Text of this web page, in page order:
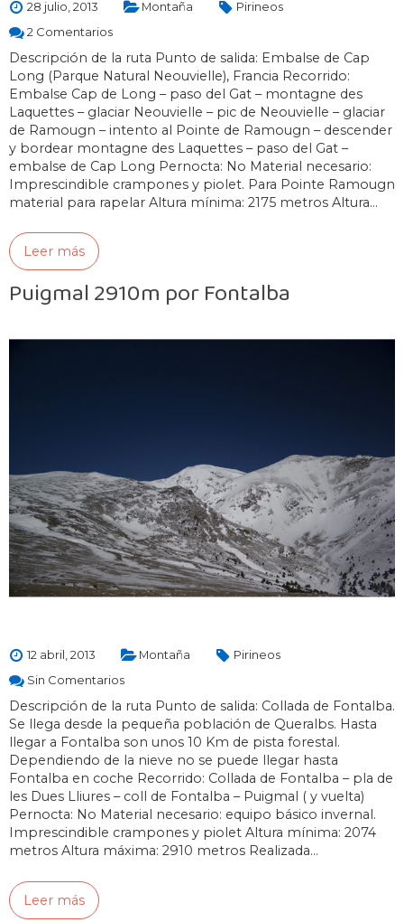
28 julio, 2013 Montaña
Pirineos
2 Comentarios
Descripción de la ruta Punto de salida: Embalse de Cap
Long (Parque Natural Neouvielle), Francia Recorrido:
Embalse Cap de Long – paso del Gat – montagne des
Laquettes – glaciar Neouvielle – pic de Neouvielle – glaciar
de Ramougn – intento al Pointe de Ramougn – descender
y bordear montagne des Laquettes – paso del Gat –
embalse de Cap Long Pernocta: No Material necesario:
Imprescindible crampones y piolet. Para Pointe Ramougn
material para rapelar Altura mínima: 2175 metros Altura…
Leer más
Puigmal 2910m por Fontalba
12 abril, 2013 Montaña
Pirineos
Sin Comentarios
Descripción de la ruta Punto de salida: Collada de Fontalba.
Se llega desde la pequeña población de Queralbs. Hasta
llegar a Fontalba son unos 10 Km de pista forestal.
Dependiendo de la nieve no se puede llegar hasta
Fontalba en coche Recorrido: Collada de Fontalba – pla de
les Dues Lliures – coll de Fontalba – Puigmal ( y vuelta)
Pernocta: No Material necesario: equipo básico invernal.
Imprescindible crampones y piolet Altura mínima: 2074
metros Altura máxima: 2910 metros Realizada…
Leer más